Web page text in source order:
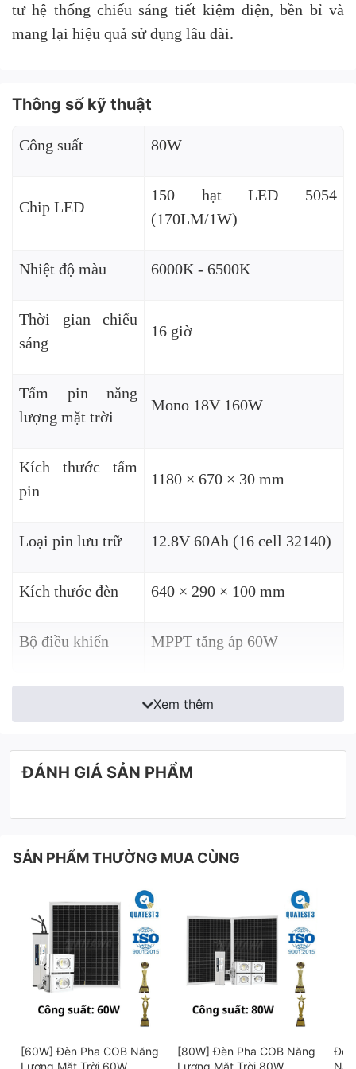
tư hệ thống chiếu sáng tiết kiệm điện, bền bỉ và
mang lại hiệu quả sử dụng lâu dài.
Thông số kỹ thuật
Công suất 80W
Chip LED
150 hạt LED 5054
(170LM/1W)
Nhiệt độ màu 6000K - 6500K
Thời gian chiếu
sáng
16 giờ
Tấm pin năng
lượng mặt trời
Mono 18V 160W
Kích thước tấm
pin
1180 × 670 × 30 mm
Loại pin lưu trữ 12.8V 60Ah (16 cell 32140)
Kích thước đèn 640 × 290 × 100 mm
Bộ điều khiển MPPT tăng áp 60W
Xem thêm
ĐÁNH GIÁ SẢN PHẨM
SẢN PHẨM THƯỜNG MUA CÙNG
[60W] Đèn Pha COB Năng
Lượng Mặt Trời 60W
[80W] Đèn Pha COB Năng
Lượng Mặt Trời 80W
Đèn